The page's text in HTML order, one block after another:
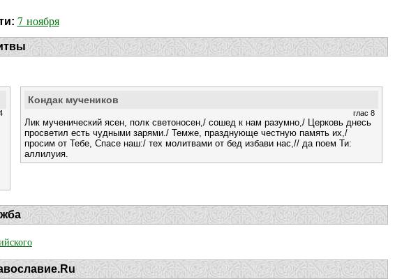
7 ноября
Кондак мучеников
глас 8
Лик мученический ясен, полк светоносен,/ сошед к нам разумно,/ Церковь днесь
просветил есть чудными зарями./ Темже, празднующе честную память их,/
просим от Тебе, Спасе наш:/ тех молитвами от бед избави нас,// да поем Ти:
аллилуия.